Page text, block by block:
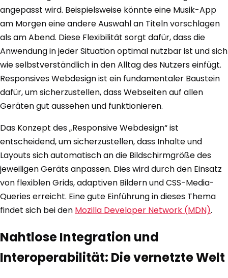
angepasst wird. Beispielsweise könnte eine Musik-App
am Morgen eine andere Auswahl an Titeln vorschlagen
als am Abend. Diese Flexibilität sorgt dafür, dass die
Anwendung in jeder Situation optimal nutzbar ist und sich
wie selbstverständlich in den Alltag des Nutzers einfügt.
Responsives Webdesign ist ein fundamentaler Baustein
dafür, um sicherzustellen, dass Webseiten auf allen
Geräten gut aussehen und funktionieren.
Das Konzept des „Responsive Webdesign“ ist
entscheidend, um sicherzustellen, dass Inhalte und
Layouts sich automatisch an die Bildschirmgröße des
jeweiligen Geräts anpassen. Dies wird durch den Einsatz
von flexiblen Grids, adaptiven Bildern und CSS-Media-
Queries erreicht. Eine gute Einführung in dieses Thema
findet sich bei den Mozilla Developer Network (MDN).
Nahtlose Integration und
Interoperabilität: Die vernetzte Welt